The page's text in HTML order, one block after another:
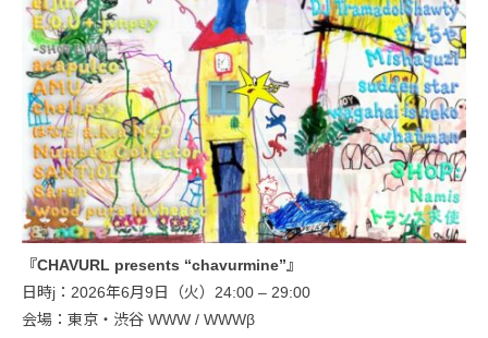
『CHAVURL presents “chavurmine”』
日時j：2026年6月9日（火）24:00 – 29:00
会場：東京・渋谷 WWW / WWWβ